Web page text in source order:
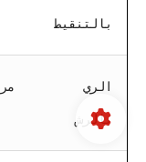
بالتنقيط
الري
بالرش